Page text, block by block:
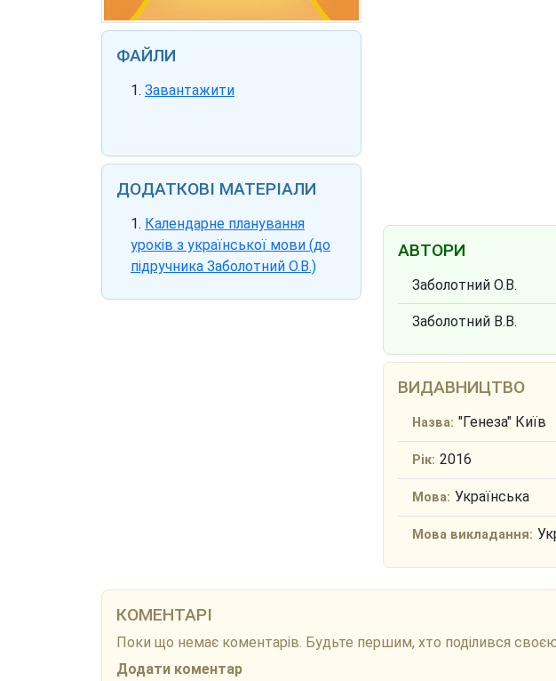
ФАЙЛИ
Завантажити
ДОДАТКОВІ МАТЕРІАЛИ
Календарне планування
уроків з української мови (до
підручника Заболотний О.В.)
АВТОРИ
Заболотний О.В.
Заболотний В.В.
ВИДАВНИЦТВО
Назва: "Генеза" Київ
Рік: 2016
Мова: Українська
Мова викладання:
КОМЕНТАРІ
Поки що немає коментарів. Будьте першим, хто поділився
Додати коментар